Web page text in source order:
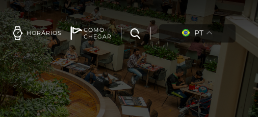
HORÁRIOS
COMO
CHEGAR
PT